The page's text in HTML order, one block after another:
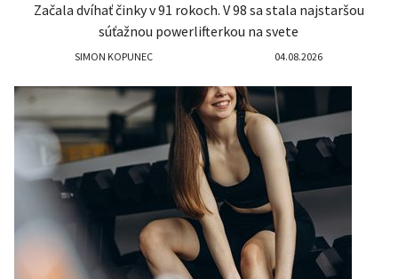
Začala dvíhať činky v 91 rokoch. V 98 sa stala najstaršou
súťažnou powerlifterkou na svete
SIMON KOPUNEC 04.08.2026